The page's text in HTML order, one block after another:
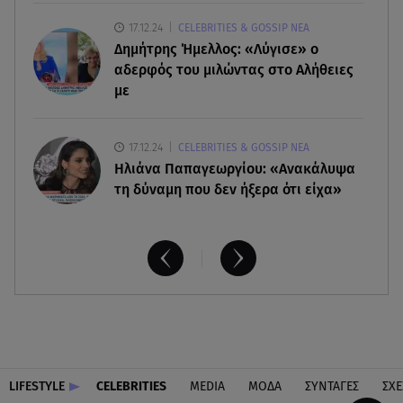
κοντά σε ηλικία συνταξιοδότησης
17.12.24 CELEBRITIES & GOSSIP ΝΕΑ
Δημήτρης Ήμελλος: «Λύγισε» ο
αδερφός του μιλώντας στο Αλήθειες
με
17.12.24 CELEBRITIES & GOSSIP ΝΕΑ
Ηλιάνα Παπαγεωργίου: «Ανακάλυψα
τη δύναμη που δεν ήξερα ότι είχα»
LIFESTYLE CELEBRITIES MEDIA ΜΟΔΑ ΣΥΝΤΑΓΕΣ